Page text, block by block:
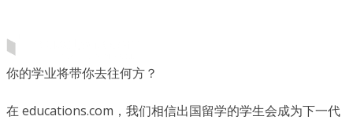
你的学业将带你去往何方？
在 educations.com，我们相信出国留学的学生会成为下一代